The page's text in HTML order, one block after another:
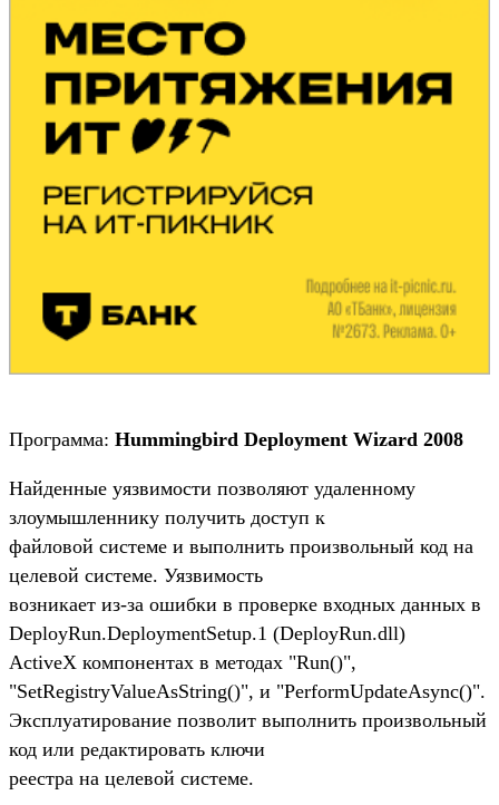
Программа: Hummingbird Deployment Wizard 2008
Найденные уязвимости позволяют удаленному
злоумышленнику получить доступ к
файловой системе и выполнить произвольный код на
целевой системе. Уязвимость
возникает из-за ошибки в проверке входных данных в
DeployRun.DeploymentSetup.1 (DeployRun.dll)
ActiveX компонентах в методах "Run()",
"SetRegistryValueAsString()", и "PerformUpdateAsync()".
Эксплуатирование позволит выполнить произвольный
код или редактировать ключи
реестра на целевой системе.